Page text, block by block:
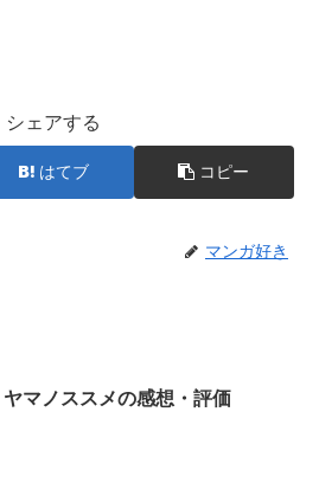
シェアする
はてブ コピー
マンガ好き
ヤマノススメの感想・評価